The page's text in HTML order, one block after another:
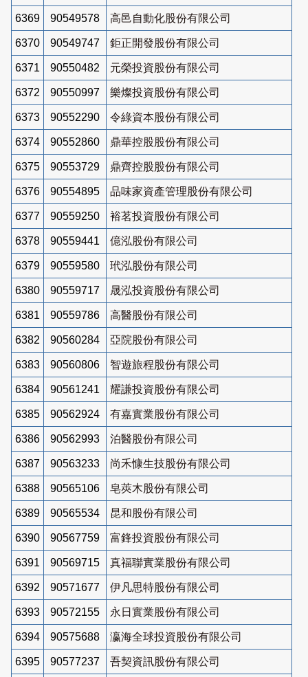
6369 90549578 高邑自動化股份有限公司
6370 90549747 鉅正開發股份有限公司
6371 90550482 元榮投資股份有限公司
6372 90550997 樂燦投資股份有限公司
6373 90552290 令綠資本股份有限公司
6374 90552860 鼎華控股股份有限公司
6375 90553729 鼎齊控股股份有限公司
6376 90554895 品味家資產管理股份有限公司
6377 90559250 裕茗投資股份有限公司
6378 90559441 億泓股份有限公司
6379 90559580 玳泓股份有限公司
6380 90559717 晟泓投資股份有限公司
6381 90559786 高醫股份有限公司
6382 90560284 亞院股份有限公司
6383 90560806 智遊旅程股份有限公司
6384 90561241 耀謙投資股份有限公司
6385 90562924 有嘉實業股份有限公司
6386 90562993 泊醫股份有限公司
6387 90563233 尚禾慷生技股份有限公司
6388 90565106 皂莢木股份有限公司
6389 90565534 昆和股份有限公司
6390 90567759 富鋒投資股份有限公司
6391 90569715 真福聯實業股份有限公司
6392 90571677 伊凡思特股份有限公司
6393 90572155 永日實業股份有限公司
6394 90575688 瀛海全球投資股份有限公司
6395 90577237 吾契資訊股份有限公司